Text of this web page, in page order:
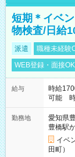
短期＊イベ
物検査/日給
派遣 職種未経験
WEB登録・面接OK
給与
時給
可能 時
勤務地
愛知県
豊橋駅
イベ
田町）